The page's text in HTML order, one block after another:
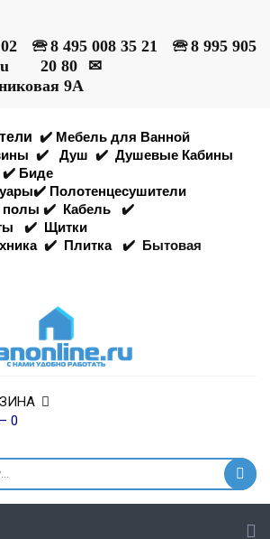
🕾 8 495 008 35 21 🕾 8 995 905
20 80
✉
9А
✔️ Мебель для Ванной
✔️ Душ ✔️ Душевые Кабины
✔️ Биде
✔️ Полотенцесушители
полы ✔️ Кабель
✔️
✔️ Щитки
✔️ Плитка ✔️ Бытовая
0